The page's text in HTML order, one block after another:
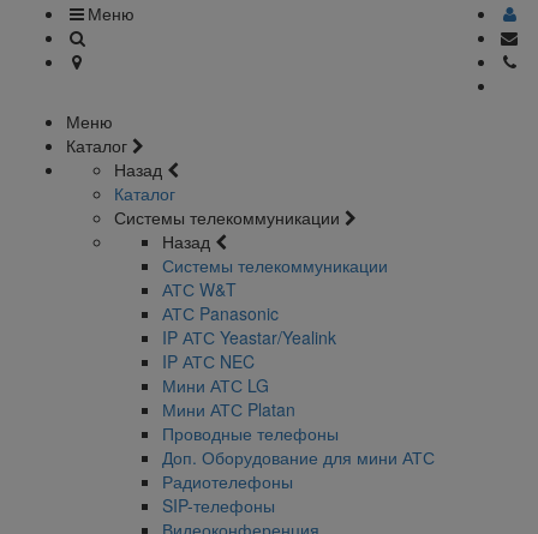
Меню
Меню
Каталог
Назад
Каталог
Системы телекоммуникации
Назад
Системы телекоммуникации
АТС W&T
АТС Panasonic
IP АТС Yeastar/Yealink
IP АТС NEC
Мини АТС LG
Мини АТС Platan
Проводные телефоны
Доп. Оборудование для мини АТС
Радиотелефоны
SIP-телефоны
Видеоконференция